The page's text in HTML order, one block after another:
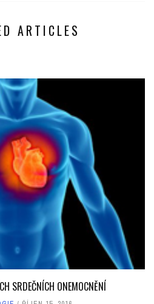
ARTICLES
SRDEČNÍCH ONEMOCNĚNÍ